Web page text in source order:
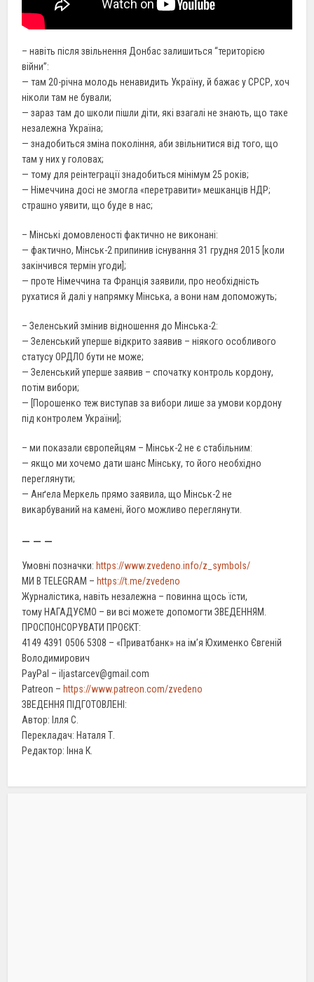
– навіть після звільнення Донбас залишиться “територією
війни”:
— там 20-річна молодь ненавидить Україну, й бажає у СРСР, хоч
ніколи там не бували;
— зараз там до школи пішли діти, які взагалі не знають, що таке
незалежна Україна;
— знадобиться зміна покоління, аби звільнитися від того, що
там у них у головах;
— тому для реінтеграції знадобиться мінімум 25 років;
— Німеччина досі не змогла «перетравити» мешканців НДР;
страшно уявити, що буде в нас;
– Мінські домовленості фактично не виконані:
— фактично, Мінськ-2 припинив існування 31 грудня 2015 [коли
закінчився термін угоди];
— проте Німеччина та Франція заявили, про необхідність
рухатися й далі у напрямку Мінська, а вони нам допоможуть;
– Зеленський змінив відношення до Мінська-2:
— Зеленський уперше відкрито заявив – ніякого особливого
статусу ОРДЛО бути не може;
— Зеленський уперше заявив – спочатку контроль кордону,
потім вибори;
— [Порошенко теж виступав за вибори лише за умови кордону
під контролем України];
– ми показали європейцям – Мінськ-2 не є стабільним:
— якщо ми хочемо дати шанс Мінську, то його необхідно
переглянути;
— Анґела Меркель прямо заявила, що Мінськ-2 не
викарбуваний на камені, його можливо переглянути.
– – –
Умовні позначки: https://www.zvedeno.info/z_symbols/
МИ В TELEGRAM – https://t.me/zvedeno
Журналістика, навіть незалежна – повинна щось їсти,
тому НАГАДУЄМО – ви всі можете допомогти ЗВЕДЕННЯМ.
ПРОСПОНСОРУВАТИ ПРОЄКТ:
4149 4391 0506 5308 – «Приватбанк» на ім’я Юхименко Євгеній
Володимирович
PayPal – iljastarcev@gmail.com
Patreon – https://www.patreon.com/zvedeno
ЗВЕДЕННЯ ПІДГОТОВЛЕНІ:
Автор: Ілля С.
Перекладач: Наталя Т.
Редактор: Інна К.